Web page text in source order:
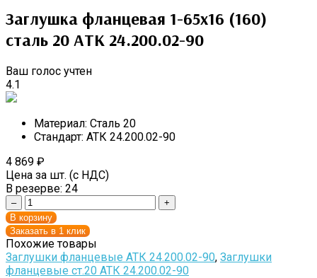
Заглушка фланцевая 1-65х16 (160)
сталь 20 АТК 24.200.02-90
Ваш голос учтен
4.1
Материал: Сталь 20
Стандарт: АТК 24.200.02-90
4 869 ₽
Цена за шт. (с НДС)
В резерве: 24
–
+
В корзину
Заказать в 1 клик
Похожие товары
Заглушки фланцевые АТК 24.200.02-90, Заглушки
фланцевые ст.20 АТК 24.200.02-90